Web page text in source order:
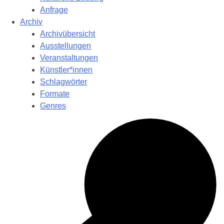
Anfrage
Archiv
Archivübersicht
Ausstellungen
Veranstaltungen
Künstler*innen
Schlagwörter
Formate
Genres